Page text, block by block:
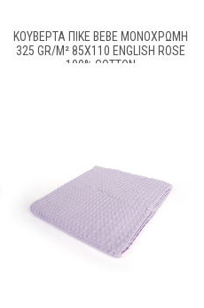
ΚΟΥΒΈΡΤΑ ΠΙΚΈ BEBE ΜΟΝΌΧΡΩΜΗ
325 GR/M² 85X110 ENGLISH ROSE
100% COTTON